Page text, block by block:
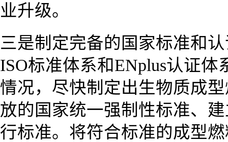
业升级。
三是制定完备的国家标准和
ISO标准体系和ENplus认证
情况，尽快制定出生物质成
放的国家统一强制性标准、
行标准。将符合标准的成型